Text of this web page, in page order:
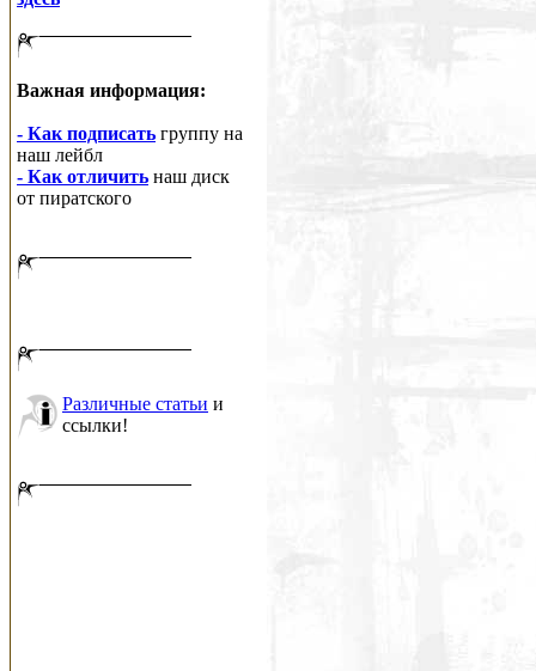
Важная информация:
- Как подписать группу на
наш лейбл
- Как отличить наш диск
от пиратского
Различные статьи и
ссылки!